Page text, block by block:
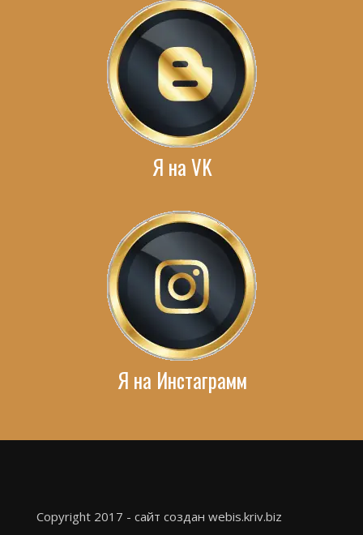
Я на VK
Я на Инстаграмм
Copyright 2017 - сайт создан webis.kriv.biz